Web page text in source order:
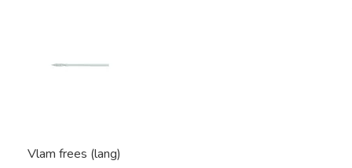
Vlam frees (lang)